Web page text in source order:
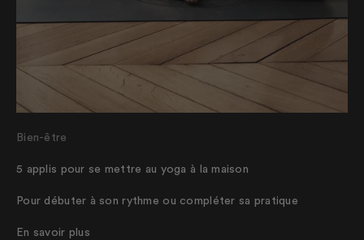
Bien-être
5 applis pour se mettre au yoga à la maison
Pour débuter à son rythme ou compléter sa pratique
En savoir plus